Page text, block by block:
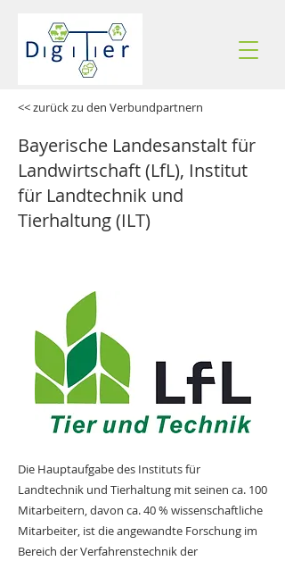
<< zurück zu den Verbundpartnern
Bayerische Landesanstalt für
Landwirtschaft (LfL), Institut
für Landtechnik und
Tierhaltung (ILT)
Die Hauptaufgabe des Instituts für
Landtechnik und Tierhaltung mit seinen ca. 100
Mitarbeitern, davon ca. 40 % wissenschaftliche
Mitarbeiter, ist die angewandte Forschung im
Bereich der Verfahrenstechnik der